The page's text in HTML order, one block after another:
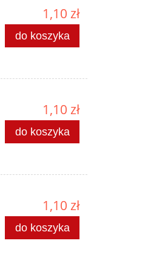
1,10 zł
do koszyka
1,10 zł
do koszyka
1,10 zł
do koszyka